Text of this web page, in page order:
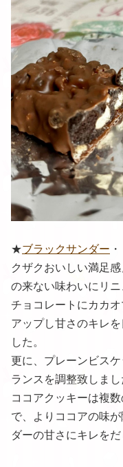
★ブラックサンダー
クザクおいしい満足
の来ない味わいにリニ
チョコレートにカカ
アップし甘さのキレ
した。
更に、プレーンビス
ランスを調整致しまし
ココアクッキーは複
で、よりココアの味
ダーの甘さにキレをだ